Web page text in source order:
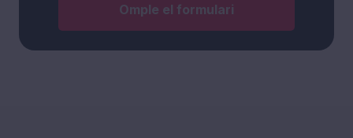
Omple el formulari